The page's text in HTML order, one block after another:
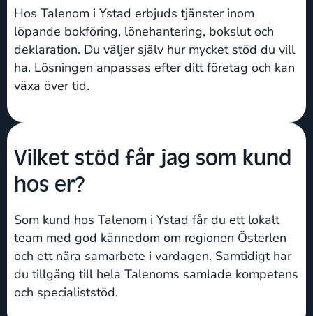
Hos Talenom i Ystad erbjuds tjänster inom
löpande bokföring, lönehantering, bokslut och
deklaration. Du väljer själv hur mycket stöd du vill
ha. Lösningen anpassas efter ditt företag och kan
växa över tid.
Vilket stöd får jag som kund
hos er?
Som kund hos Talenom i Ystad får du ett lokalt
team med god kännedom om regionen Österlen
och ett nära samarbete i vardagen. Samtidigt har
du tillgång till hela Talenoms samlade kompetens
och specialiststöd.